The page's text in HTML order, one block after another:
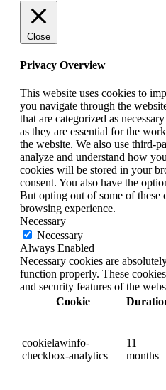
Close
Privacy Overview
This website uses cookies to
you navigate through the
that are categorized as
as they are essential for the
the website. We also use third-
analyze and understand how
cookies will be stored in your
consent. You also have the
But opting out of some of these
browsing experience.
Necessary
Necessary
Always Enabled
Necessary cookies are
function properly. These
and security features of the
Cookie
cookielawinfo-
checkbox-analytics
11
months